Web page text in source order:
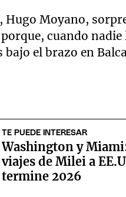
Hugo Moyano,
porque, cuando
el brazo en
TE PUEDE INTERESAR
Washington y
viajes de Milei a
termine 2026